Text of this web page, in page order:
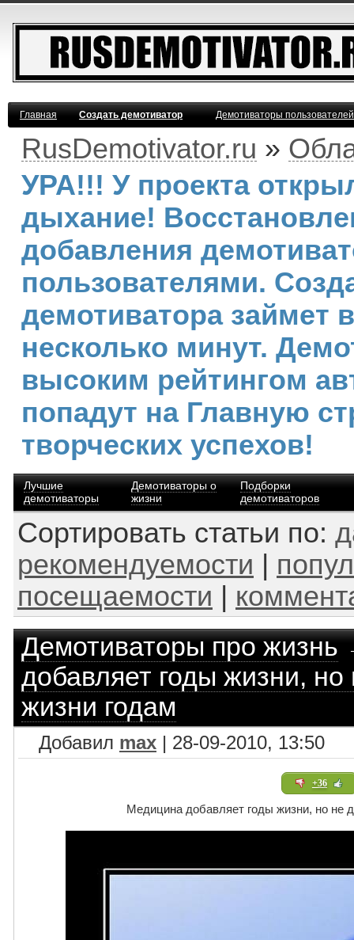
Главная Создать демотиватор Демотиваторы
RusDemotivator.ru »
УРА!!! У проекта
дыхание!
добавления
пользователями.
демотиватора займет
несколько минут.
высоким рейтингом
попадут на Главную
творческих успехов!
Лучшие
демотиваторы
Демотиваторы о
жизни
Подборки
демотиваторов
Сортировать статьи по:
рекомендуемости
посещаемости
Демотиваторы про жизнь
добавляет годы жизни, но
жизни годам
Добавил max | 28-09-2010, 13:50
+36
Медицина добавляет годы жизни, но не